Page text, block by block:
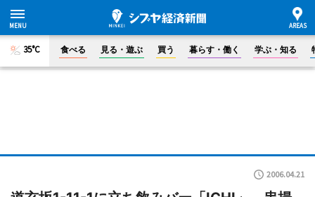
35°C 食べる 見る・遊ぶ 買う 暮らす・働く 学ぶ・知る
2006.04.21